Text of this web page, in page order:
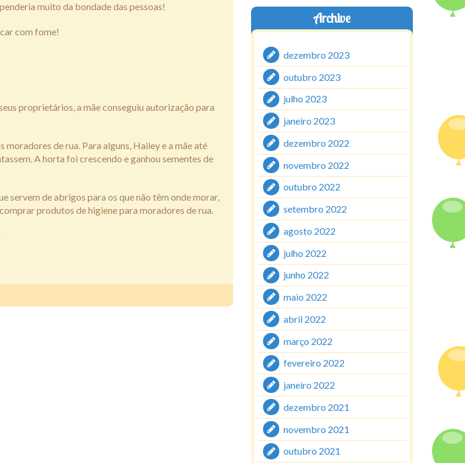
muito da bondade das pessoas!
com fome!
proprietários, a mãe conseguiu autorização para
de rua. Para alguns, Hailey e a mãe até
A horta foi crescendo e ganhou sementes de
servem de abrigos para os que não têm onde morar,
produtos de higiene para moradores de rua.
Archive
dezembro 2023
outubro 2023
julho 2023
janeiro 2023
dezembro 2022
novembro 2022
outubro 2022
setembro 2022
agosto 2022
julho 2022
junho 2022
maio 2022
abril 2022
março 2022
fevereiro 2022
janeiro 2022
dezembro 2021
novembro 2021
outubro 2021